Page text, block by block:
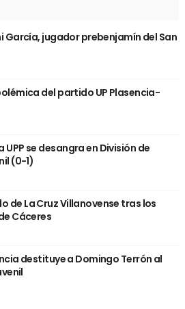
García, jugador prebenjamín del San
del partido UP Plasencia-
UPP se desangra en División de
(0-1)
de La Cruz Villanovense tras los
Cáceres
destituye a Domingo Terrón al